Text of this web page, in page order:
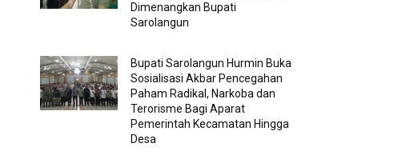
Dimenangkan Bupati
Sarolangun
Bupati Sarolangun Hurmin Buka
Sosialisasi Akbar Pencegahan
Paham Radikal, Narkoba dan
Terorisme Bagi Aparat
Pemerintah Kecamatan Hingga
Desa